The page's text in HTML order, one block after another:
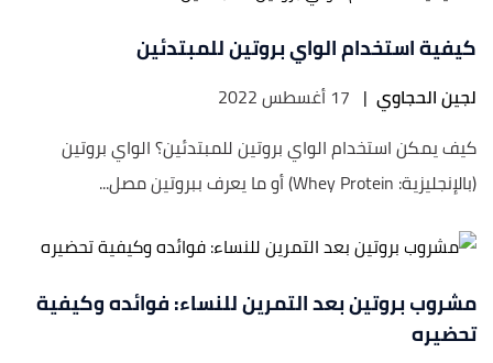
كيفية استخدام الواي بروتين للمبتدئين
لجين الحجاوي | 17 أغسطس 2022
كيف يمكن استخدام الواي بروتين للمبتدئين؟ الواي بروتين
(بالإنجليزية: Whey Protein) أو ما يعرف ببروتين مصل...
مشروب بروتين بعد التمرين للنساء: فوائده وكيفية
تحضيره